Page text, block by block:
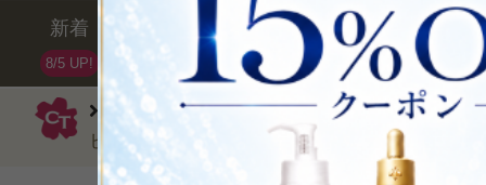
マルティナ ミルククレンジング
『
ビア クレンジングミルク150ml×2
新着
8/5 UP!
セール ランキング ブ